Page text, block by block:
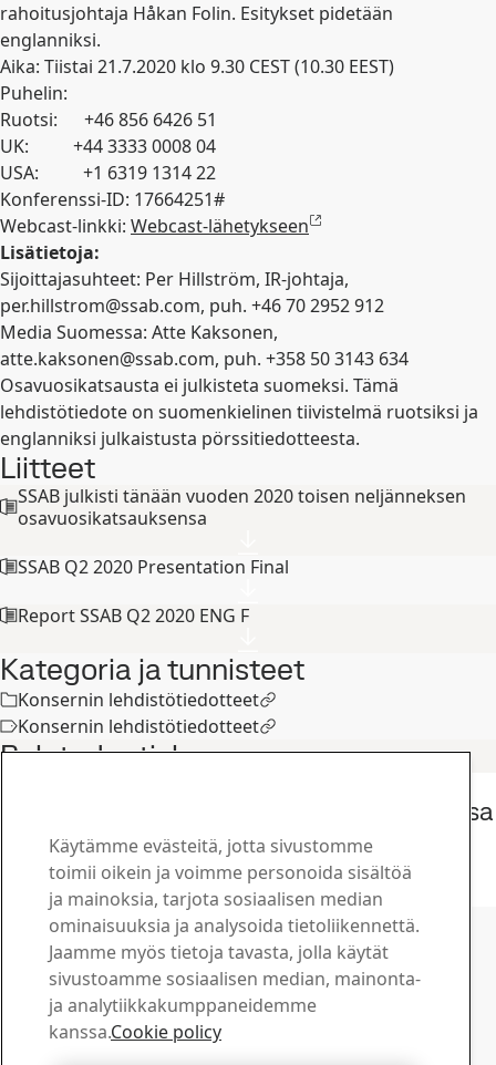
rahoitusjohtaja Håkan Folin. Esitykset pidetään
englanniksi.
Aika: Tiistai 21.7.2020 klo 9.30 CEST (10.30 EEST)
Puhelin:
Ruotsi: +46 856 6426 51
UK: +44 3333 0008 04
USA: +1 6319 1314 22
Konferenssi-ID: 17664251#
Webcast-linkki: Webcast-lähetykseen
Lisätietoja:
Sijoittajasuhteet: Per Hillström, IR-johtaja,
per.hillstrom@ssab.com, puh. +46 70 2952 912
Media Suomessa: Atte Kaksonen,
atte.kaksonen@ssab.com, puh. +358 50 3143 634
Osavuosikatsausta ei julkisteta suomeksi. Tämä
lehdistötiedote on suomenkielinen tiivistelmä ruotsiksi ja
englanniksi julkaistusta pörssitiedotteesta.
Liitteet
SSAB julkisti tänään vuoden 2020 toisen neljänneksen
osavuosikatsauksensa
SSAB Q2 2020 Presentation Final
Report SSAB Q2 2020 ENG F
Kategoria ja tunnisteet
Konsernin lehdistötiedotteet
Konsernin lehdistötiedotteet
Related articles
SSAB julkisti tänään osavuosikatsauksensa
1.1.-30.6.2026
heinäToinen neljännes, Sijoittajat
Lue koko juttu
Ota yhteyttä SSAB:hen
Ota yhteyttä
Kuinka voimme olla avuksi?
Selaa yhteyshenkilöitä
Latauskeskus
Käytämme evästeitä, jotta sivustomme
toimii oikein ja voimme personoida sisältöä
ja mainoksia, tarjota sosiaalisen median
ominaisuuksia ja analysoida tietoliikennettä.
Jaamme myös tietoja tavasta, jolla käytät
sivustoamme sosiaalisen median, mainonta-
ja analytiikkakumppaneidemme
kanssa.Cookie policy